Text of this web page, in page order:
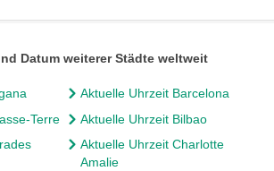
Datum weiterer Städte weltweit
Aktuelle Uhrzeit Barcelona
Terre
Aktuelle Uhrzeit Bilbao
Aktuelle Uhrzeit Charlotte
Amalie